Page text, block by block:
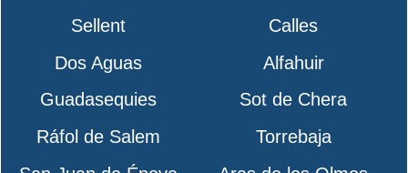
Sellent
Calles
Dos Aguas
Alfahuir
Guadasequies
Sot de Chera
Ráfol de Salem
Torrebaja